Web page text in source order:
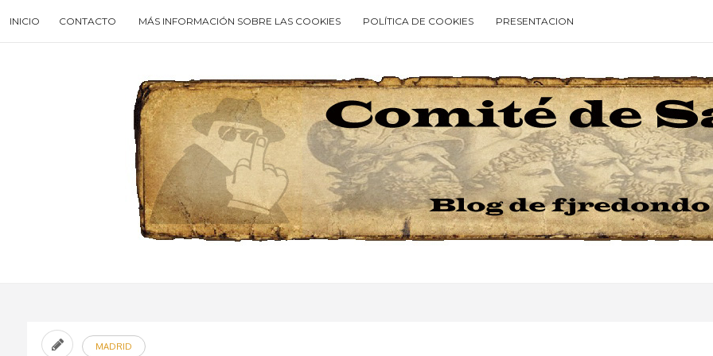
to
content
INICIO CONTACTO MÁS INFORMACIÓN SOBRE LAS COOKIES POLÍTICA DE COOKIES PRESENTACION
then
press
enter
Type your search keyword, and press enter to search
MADRID